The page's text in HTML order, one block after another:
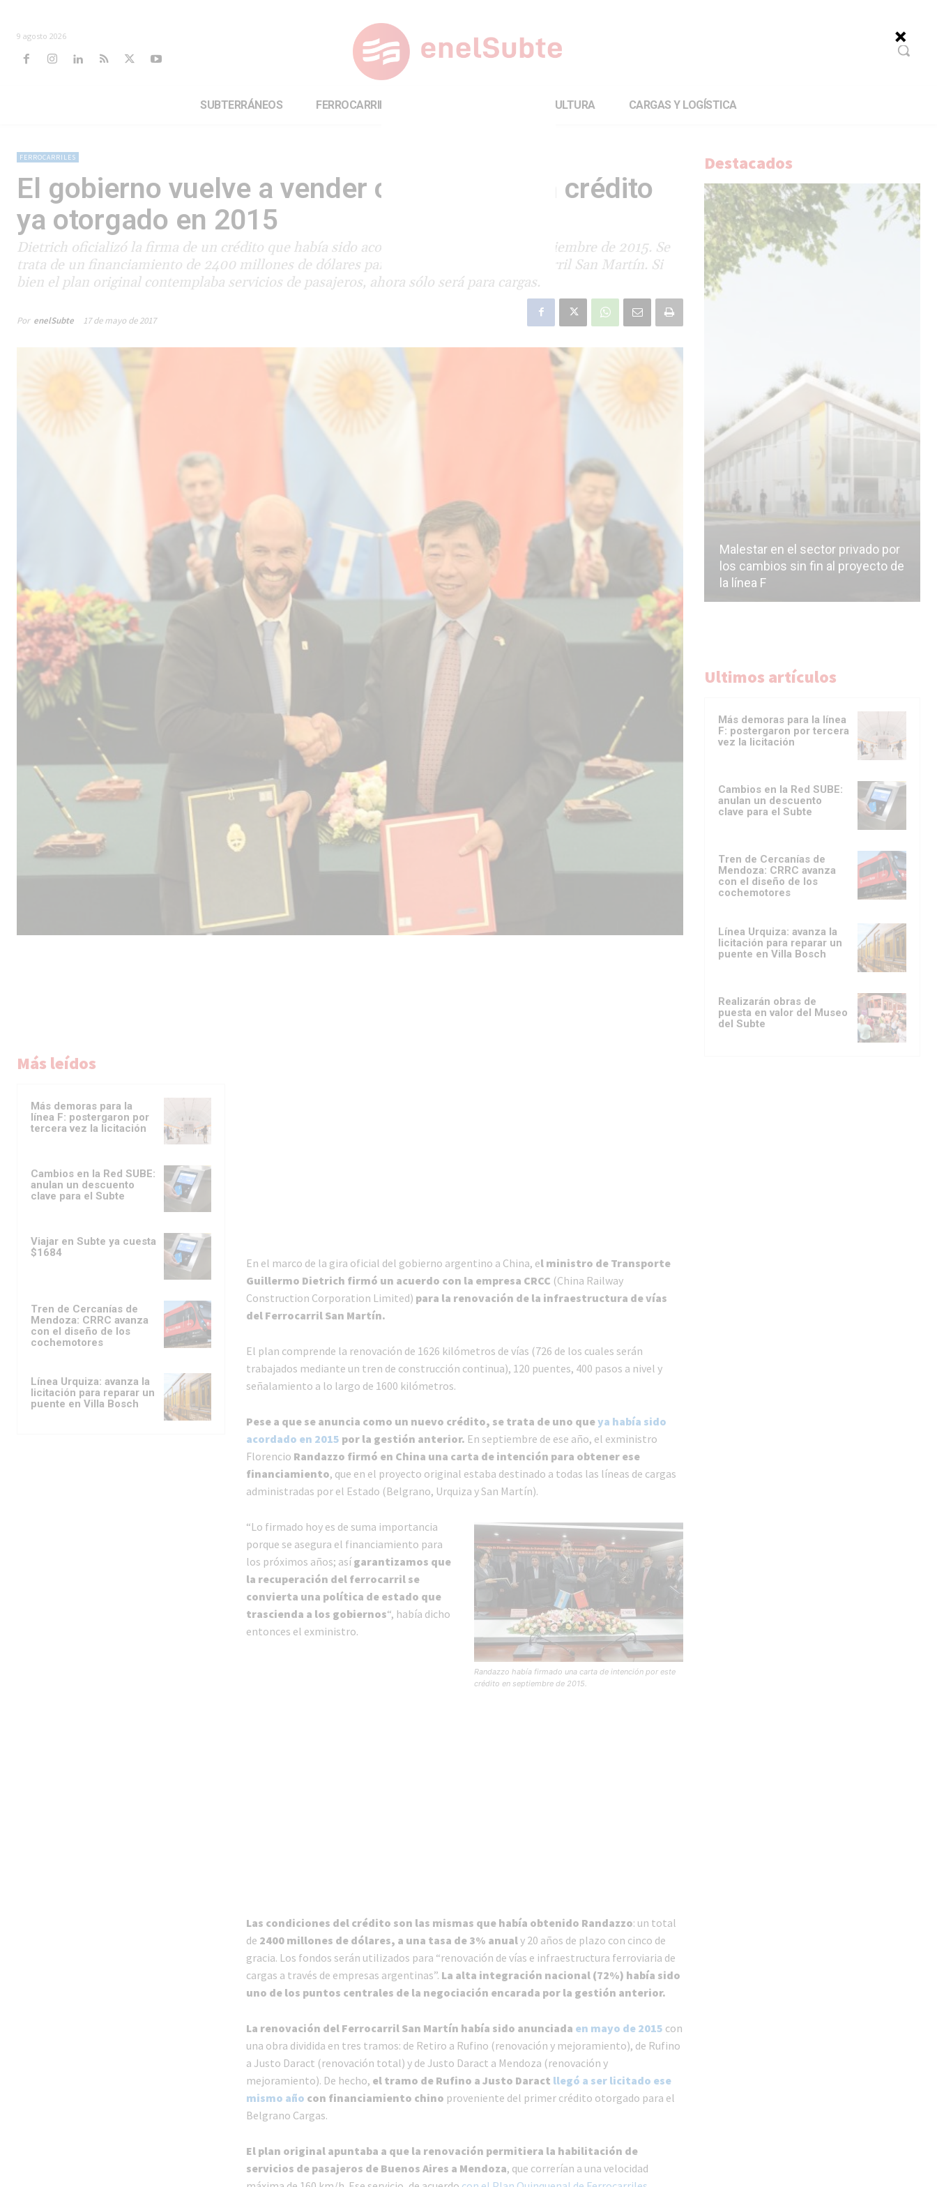
9 agosto 2026
SUBTERRÁNEOS FERROCARRILES CULTURA CARGAS Y LOGÍSTICA
FERROCARRILES
El gobierno vuelve a vender como logro un crédito
ya otorgado en 2015
Dietrich oficializó la firma de un crédito que había sido acordado por Randazzo en septiembre de 2015. Se
trata de un financiamiento de 2400 millones de dólares para la renovación del Ferrocarril San Martín. Si
bien el plan original contemplaba servicios de pasajeros, ahora sólo será para cargas.
Por enelSubte 17 de mayo de 2017
Más leídos
Más demoras para la
línea F: postergaron por
tercera vez la licitación
Cambios en la Red SUBE:
anulan un descuento
clave para el Subte
Viajar en Subte ya cuesta
$1684
Tren de Cercanías de
Mendoza: CRRC avanza
con el diseño de los
cochemotores
Línea Urquiza: avanza la
licitación para reparar un
puente en Villa Bosch
En el marco de la gira oficial del gobierno argentino a China, el ministro de Transporte
Guillermo Dietrich firmó un acuerdo con la empresa CRCC (China Railway
Construction Corporation Limited) para la renovación de la infraestructura de vías
del Ferrocarril San Martín.
El plan comprende la renovación de 1626 kilómetros de vías (726 de los cuales serán
trabajados mediante un tren de construcción continua), 120 puentes, 400 pasos a nivel y
señalamiento a lo largo de 1600 kilómetros.
Pese a que se anuncia como un nuevo crédito, se trata de uno queya había sido
acordado en 2015 por la gestión anterior. En septiembre de ese año, el exministro
Florencio Randazzo firmó en China una carta de intención para obtener ese
financiamiento, que en el proyecto original estaba destinado a todas las líneas de cargas
administradas por el Estado (Belgrano, Urquiza y San Martín).
Randazzo había firmado una carta de intención por este
crédito en septiembre de 2015.
“Lo firmado hoy es de suma importancia
porque se asegura el financiamiento para
los próximos años; asígarantizamos que
la recuperación del ferrocarril se
convierta una política de estado que
trascienda a los gobiernos“, había dicho
entonces el exministro.
Las condiciones del crédito son las mismas que había obtenido Randazzo: un total
de 2400 millones de dólares, a una tasa de 3% anualy 20 años de plazo con cinco de
gracia. Los fondos serán utilizados para “renovación de vías e infraestructura ferroviaria de
cargas a través de empresas argentinas”. La alta integración nacional (72%) había sido
uno de los puntos centrales de la negociación encarada por la gestión anterior.
La renovación del Ferrocarril San Martín había sido anunciada en mayo de 2015 con
una obra dividida en tres tramos: de Retiro a Rufino (renovación y mejoramiento), de Rufino
a Justo Daract (renovación total) y de Justo Daract a Mendoza (renovación y
mejoramiento). De hecho, el tramo de Rufino a Justo Daract llegó a ser licitado ese
mismo año con financiamiento chino proveniente del primer crédito otorgado para el
Belgrano Cargas.
El plan original apuntaba a que la renovación permitiera la habilitación de
servicios de pasajeros de Buenos Aires a Mendoza, que correrían a una velocidad
Destacados
Malestar en el sector privado por
los cambios sin fin al proyecto de
la línea F
Ultimos artículos
Más demoras para la línea
F: postergaron por tercera
vez la licitación
Cambios en la Red SUBE:
anulan un descuento
clave para el Subte
Tren de Cercanías de
Mendoza: CRRC avanza
con el diseño de los
cochemotores
Línea Urquiza: avanza la
licitación para reparar un
puente en Villa Bosch
Realizarán obras de
puesta en valor del Museo
del Subte